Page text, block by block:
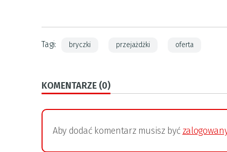
Tagi: bryczki przejażdżki oferta
KOMENTARZE (0)
Aby dodać komentarz musisz być